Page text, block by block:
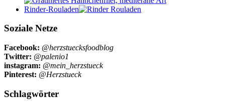
Rinder-Rouladen
Soziale Netze
Facebook: @herzstuecksfoodblog
Twitter: @palenio1
instagram: @mein_herzstueck
Pinterest: @Herzstueck
Schlagwörter